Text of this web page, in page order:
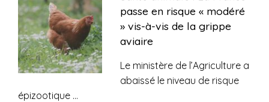
passe en risque « modéré
» vis-à-vis de la grippe
aviaire
Le ministère de l’Agriculture a
abaissé le niveau de risque
épizootique ...